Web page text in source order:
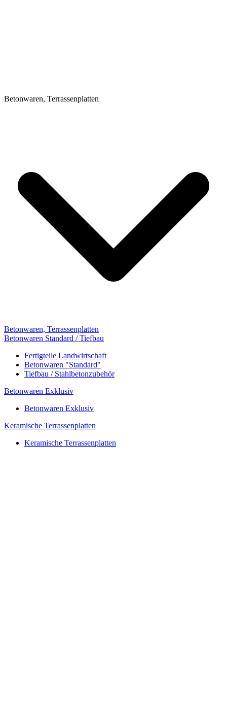
Betonwaren, Terrassenplatten
Betonwaren, Terrassenplatten
Betonwaren Standard / Tiefbau
Fertigteile Landwirtschaft
Betonwaren "Standard"
Tiefbau / Stahlbetonzubehör
Betonwaren Exklusiv
Betonwaren Exklusiv
Keramische Terrassenplatten
Keramische Terrassenplatten